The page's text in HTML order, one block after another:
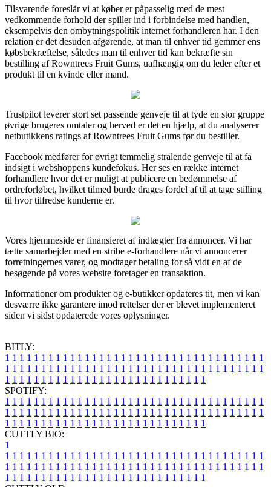
Tilsvarende foreslår vi at køber er påpasselig med de mest
vedkommende forhold der spiller ind i forbindelse med handlen,
eksempelvis den ombytningspolitik internet forhandleren har. I den
relation er det desuden afgørende, at man til enhver tid gemmer ens
købsbekræftelse, således man til enhver tid kan bekræfte sin
bestilling af Rowntrees Fruit Gums, uafhængig om du leder efter et
produkt til en kvinde eller mand.
Trustpilot leverer stort set passende genveje til at tyde en stor gruppe
øvrige brugeres omtaler og herved er det en hjælp, at du analyserer
netbutikkens ratings af Rowntrees Fruit Gums før du bestiller.
Facebook medfører for øvrigt temmelig strålende genveje til at få
indsigt i webshoppens kundefokus. Her ses en række internet
forhandlere hvor det er muligt at publicere en bedømmelse af
ordreforløbet, hvilket tilmed burde drages fordel af til at tage stilling
til hvor tilfredse kunderne er.
Vores hjemmeside er finansieret af indtægter fra annoncer. Vi har
tætte samarbejder med en stribe e-forhandlere når vi annoncerer
forretningernes varer, og modtager betaling for så vidt en af de
besøgende på vores website foretager en transaktion.
Informationer om produkter og e-butikker opdateres tit, men vi kan
desværre ikke garantere imod rettelser der er blevet implementeret
siden vi sidst opdaterede vores oplysninger.
BITLY:
1 1 1 1 1 1 1 1 1 1 1 1 1 1 1 1 1 1 1 1 1 1 1 1 1 1 1 1 1 1 1 1 1 1 1 1
1 1 1 1 1 1 1 1 1 1 1 1 1 1 1 1 1 1 1 1 1 1 1 1 1 1 1 1 1 1 1 1 1 1 1 1
1 1 1 1 1 1 1 1 1 1 1 1 1 1 1 1 1 1 1 1 1 1 1 1 1 1 1 1
SPOTIFY:
1 1 1 1 1 1 1 1 1 1 1 1 1 1 1 1 1 1 1 1 1 1 1 1 1 1 1 1 1 1 1 1 1 1 1 1
1 1 1 1 1 1 1 1 1 1 1 1 1 1 1 1 1 1 1 1 1 1 1 1 1 1 1 1 1 1 1 1 1 1 1 1
1 1 1 1 1 1 1 1 1 1 1 1 1 1 1 1 1 1 1 1 1 1 1 1 1 1 1 1
CUTTLY BIO:
1
1 1 1 1 1 1 1 1 1 1 1 1 1 1 1 1 1 1 1 1 1 1 1 1 1 1 1 1 1 1 1 1 1 1 1 1
1 1 1 1 1 1 1 1 1 1 1 1 1 1 1 1 1 1 1 1 1 1 1 1 1 1 1 1 1 1 1 1 1 1 1 1
1 1 1 1 1 1 1 1 1 1 1 1 1 1 1 1 1 1 1 1 1 1 1 1 1 1 1 1